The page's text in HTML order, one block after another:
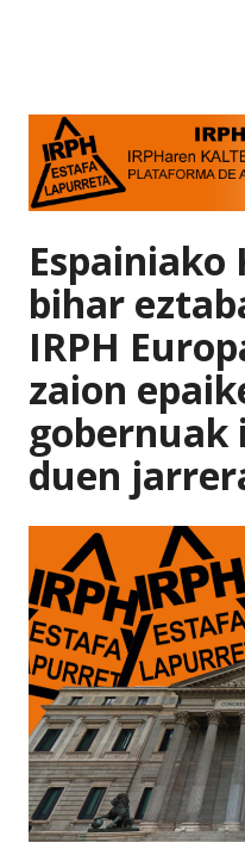
Espainiako
bihar
IRPH
zaion
gobernuak
duen